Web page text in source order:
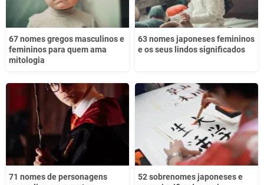
67 nomes gregos masculinos e
femininos para quem ama
mitologia
63 nomes japoneses femininos
e os seus lindos significados
71 nomes de personagens
52 sobrenomes japoneses e